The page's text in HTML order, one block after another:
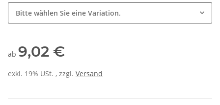
Bitte wählen Sie eine Variation.
ab 9,02 €
exkl. 19% USt. , zzgl. Versand